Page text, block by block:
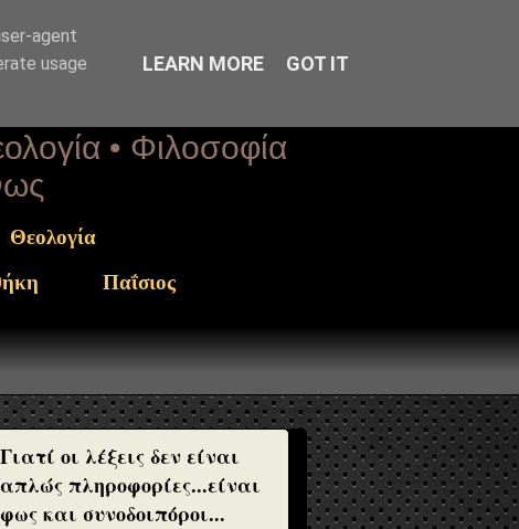
• Φιλοσοφία
Θεολογία
Παΐσιος
Γιατί οι λέξεις δεν είναι
απλώς πληροφορίες...είναι
φως και συνοδοιπόροι...
agent
usage
LEARN MORE GOT IT